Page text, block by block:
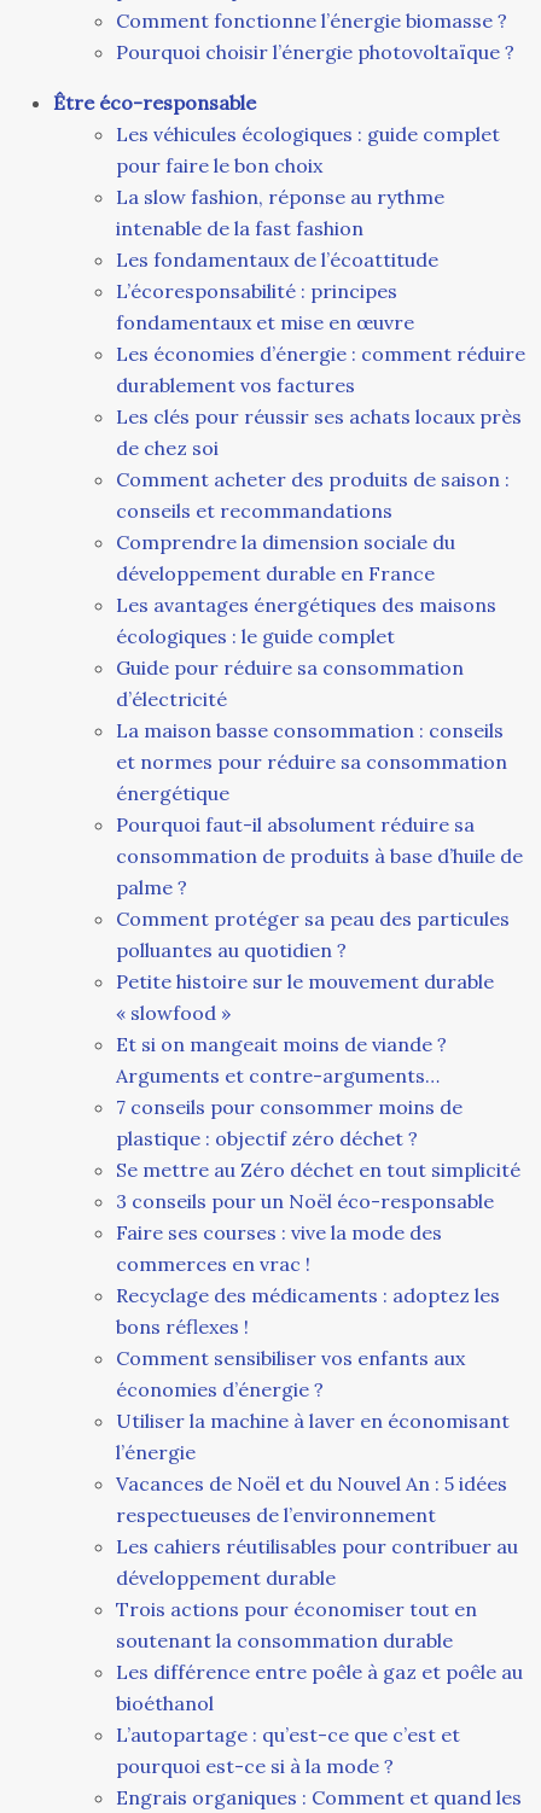
Comment fonctionne l’énergie biomasse ?
Pourquoi choisir l’énergie photovoltaïque ?
Être éco-responsable
Les véhicules écologiques : guide complet
pour faire le bon choix
La slow fashion, réponse au rythme
intenable de la fast fashion
Les fondamentaux de l’écoattitude
L’écoresponsabilité : principes
fondamentaux et mise en œuvre
Les économies d’énergie : comment réduire
durablement vos factures
Les clés pour réussir ses achats locaux près
de chez soi
Comment acheter des produits de saison :
conseils et recommandations
Comprendre la dimension sociale du
développement durable en France
Les avantages énergétiques des maisons
écologiques : le guide complet
Guide pour réduire sa consommation
d’électricité
La maison basse consommation : conseils
et normes pour réduire sa consommation
énergétique
Pourquoi faut-il absolument réduire sa
consommation de produits à base d’huile de
palme ?
Comment protéger sa peau des particules
polluantes au quotidien ?
Petite histoire sur le mouvement durable
« slowfood »
Et si on mangeait moins de viande ?
Arguments et contre-arguments…
7 conseils pour consommer moins de
plastique : objectif zéro déchet ?
Se mettre au Zéro déchet en tout simplicité
3 conseils pour un Noël éco-responsable
Faire ses courses : vive la mode des
commerces en vrac !
Recyclage des médicaments : adoptez les
bons réflexes !
Comment sensibiliser vos enfants aux
économies d’énergie ?
Utiliser la machine à laver en économisant
l’énergie
Vacances de Noël et du Nouvel An : 5 idées
respectueuses de l’environnement
Les cahiers réutilisables pour contribuer au
développement durable
Trois actions pour économiser tout en
soutenant la consommation durable
Les différence entre poêle à gaz et poêle au
bioéthanol
L’autopartage : qu’est-ce que c’est et
pourquoi est-ce si à la mode ?
Engrais organiques : Comment et quand les